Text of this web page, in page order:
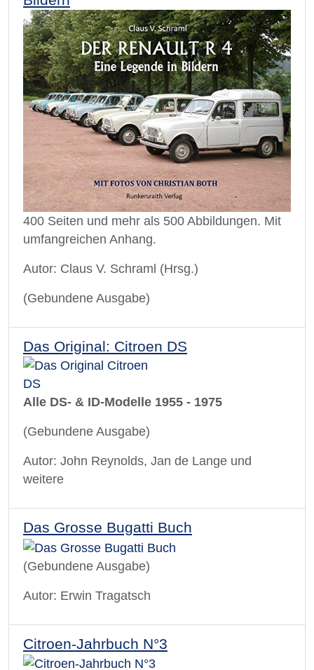
400 Seiten und mehr als 500 Abbildungen. Mit
umfangreichen Anhang.
Autor: Claus V. Schraml (Hrsg.)
(Gebundene Ausgabe)
Das Original: Citroen DS
Alle DS- & ID-Modelle 1955 - 1975
(Gebundene Ausgabe)
Autor: John Reynolds, Jan de Lange und
weitere
Das Grosse Bugatti Buch
(Gebundene Ausgabe)
Autor: Erwin Tragatsch
Citroen-Jahrbuch N°3